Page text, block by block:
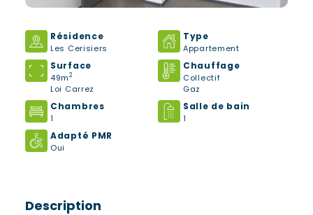
Résidence
Les Cerisiers
Type
Appartement
Surface
49m2
Loi Carrez
Chauffage
Collectif
Gaz
Chambres
1
Salle de bain
1
Adapté PMR
Oui
Description